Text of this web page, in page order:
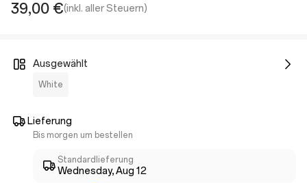
39,00 €(inkl. aller Steuern)
Ausgewählt
White
Lieferung
Bis morgen um bestellen
Standardlieferung
Wednesday, Aug 12